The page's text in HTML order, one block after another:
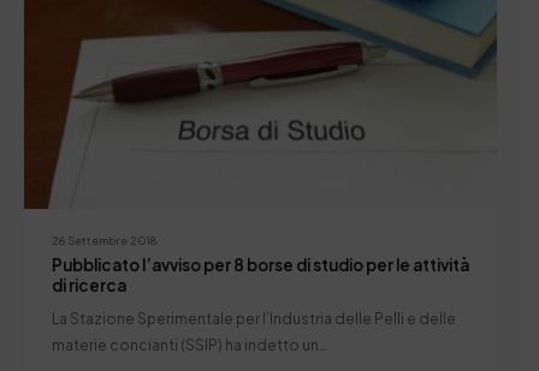
26 Settembre 2018
Pubblicato l’avviso per 8 borse di studio per le attività
di ricerca
La Stazione Sperimentale per l’Industria delle Pelli e delle
materie concianti (SSIP) ha indetto un…